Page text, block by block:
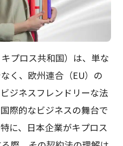
プロス共和国）は、単な
く、欧州連合（EU）の
ジネスフレンドリーな法
際的なビジネスの舞台で
に、日本企業がキプロス